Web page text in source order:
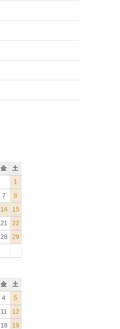
金
土
1
7
8
14
15
21
22
28
29
金
土
4
5
11
12
18 19